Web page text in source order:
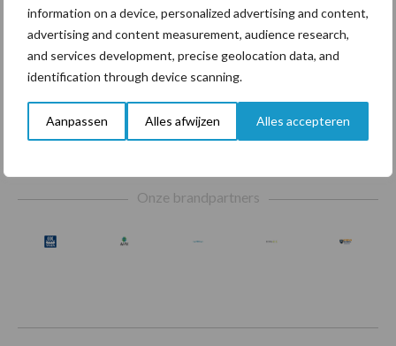
information on a device, personalized advertising and content,
advertising and content measurement, audience research,
and services development, precise geolocation data, and
identification through device scanning.
Aanpassen Alles afwijzen Alles accepteren
Toon meer
Footer
Onze brandpartners